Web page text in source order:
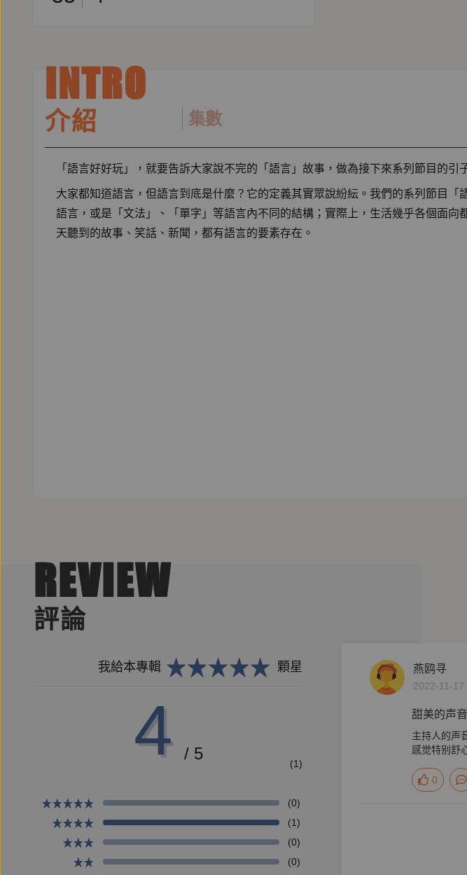
INTRO
介紹 集數
「語言好好玩」，就要告訴大家說不完的「語言」故事，做為接下來系列節目的
大家都知道語言，但語言到底是什麼？它的定義其實眾說紛紜。我們的系列節目
語言，或是「文法」、「單字」等語言內不同的結構；實際上，生活幾乎各個面
天聽到的故事、笑話、新聞，都有語言的要素存在。
REVIEW
評論
我給本專輯 顆星
4 / 5
(1)
(0)
(1)
(0)
(0)
燕鸥寻
2022-11-17
甜美的声音
主持人的声
感觉特别舒
0